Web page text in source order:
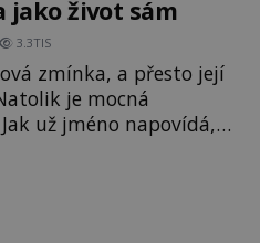
jako život sám
3.3TIS
zmínka, a přesto její
je mocná
už jméno napovídá,
života přinést